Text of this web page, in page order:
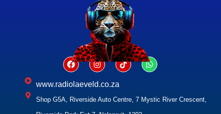
www.radiolaeveld.co.za
Shop G5A, Riverside Auto Centre, 7 Mystic River Crescent,